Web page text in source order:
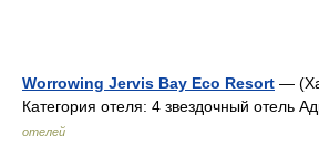
Worrowing Jervis Bay Eco Resort —
Категория отеля: 4 звездочный отель
отелей